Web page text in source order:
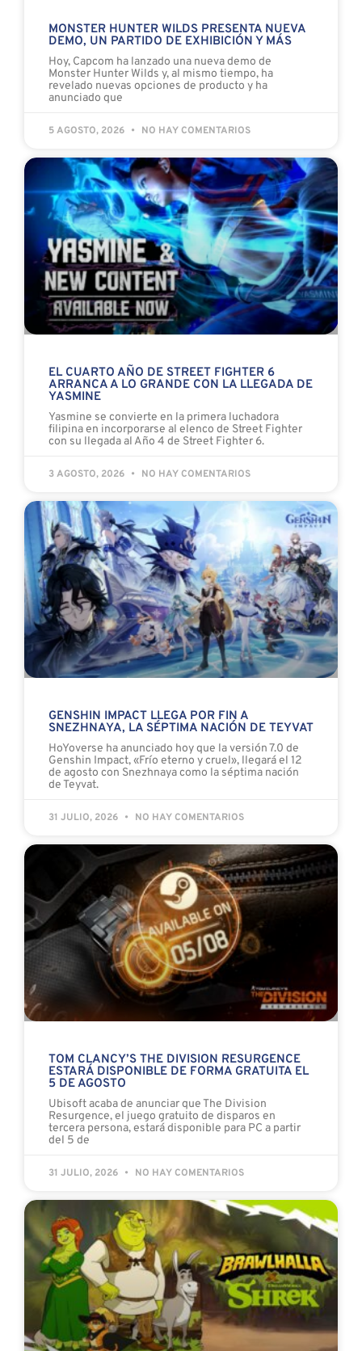
MONSTER HUNTER WILDS PRESENTA NUEVA
DEMO, UN PARTIDO DE EXHIBICIÓN Y MÁS
Hoy, Capcom ha lanzado una nueva demo de
Monster Hunter Wilds y, al mismo tiempo, ha
revelado nuevas opciones de producto y ha
anunciado que
5 AGOSTO, 2026 NO HAY COMENTARIOS
EL CUARTO AÑO DE STREET FIGHTER 6
ARRANCA A LO GRANDE CON LA LLEGADA DE
YASMINE
Yasmine se convierte en la primera luchadora
filipina en incorporarse al elenco de Street Fighter
con su llegada al Año 4 de Street Fighter 6.
3 AGOSTO, 2026 NO HAY COMENTARIOS
GENSHIN IMPACT LLEGA POR FIN A
SNEZHNAYA, LA SÉPTIMA NACIÓN DE TEYVAT
HoYoverse ha anunciado hoy que la versión 7.0 de
Genshin Impact, «Frío eterno y cruel», llegará el 12
de agosto con Snezhnaya como la séptima nación
de Teyvat.
31 JULIO, 2026 NO HAY COMENTARIOS
TOM CLANCY’S THE DIVISION RESURGENCE
ESTARÁ DISPONIBLE DE FORMA GRATUITA EL
5 DE AGOSTO
Ubisoft acaba de anunciar que The Division
Resurgence, el juego gratuito de disparos en
tercera persona, estará disponible para PC a partir
del 5 de
31 JULIO, 2026 NO HAY COMENTARIOS